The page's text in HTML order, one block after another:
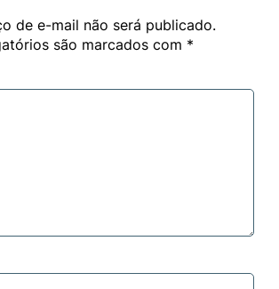
de e-mail não será publicado.
são marcados com *